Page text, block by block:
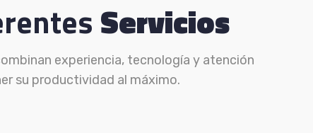
Servicios
experiencia, tecnología y atención
su productividad al máximo.